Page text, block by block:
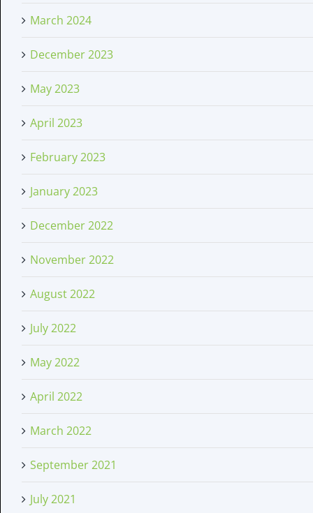
March 2024
December 2023
May 2023
April 2023
February 2023
January 2023
December 2022
November 2022
August 2022
July 2022
May 2022
April 2022
March 2022
September 2021
July 2021